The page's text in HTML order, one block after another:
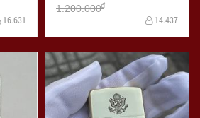
16.631
1.200.000đ
14.437